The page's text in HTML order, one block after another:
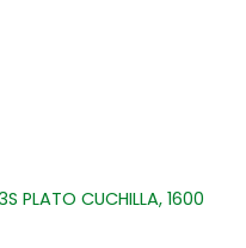
PLATO CUCHILLA, 1600